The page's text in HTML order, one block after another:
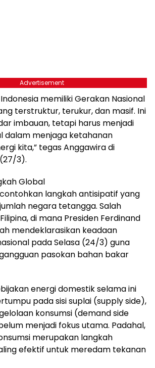
Advertisement
memiliki Gerakan Nasional
terstruktur, terukur, dan masif. Ini
imbauan, tetapi harus menjadi
dalam menjaga ketahanan
kita,” tegas Anggawira di
3).
Global
langkah antisipatif yang
negara tetangga. Salah
di mana Presiden Ferdinand
mendeklarasikan keadaan
pada Selasa (24/3) guna
pasokan bahan bakar
energi domestik selama ini
pada sisi suplai (supply side),
konsumsi (demand side
menjadi fokus utama. Padahal,
merupakan langkah
efektif untuk meredam tekanan